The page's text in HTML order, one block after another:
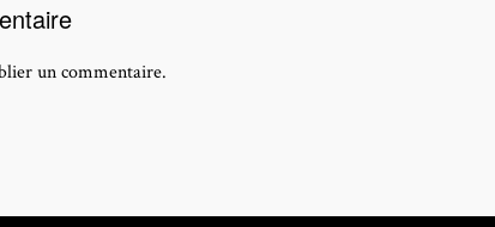
un commentaire.